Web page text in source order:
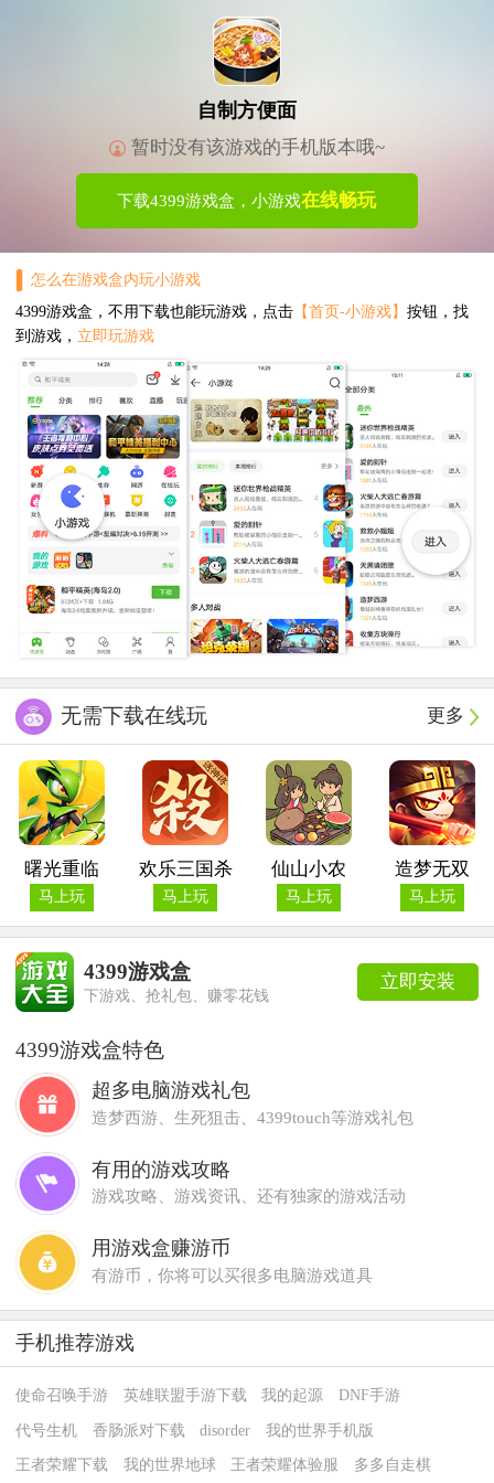
自制方便面
暂时没有该游戏的手机版本哦~
下载4399游戏盒，小游戏在线畅玩
怎么在游戏盒内玩小游戏
4399游戏盒，不用下载也能玩游戏，点击【首页-小游戏】 按钮，找
到游戏， 立即玩游戏
更多
无需下载在线玩
曙光重临
马上玩
欢乐三国杀
马上玩
仙山小农
马上玩
造梦无双
马上玩
立即安装
4399游戏盒
下游戏、抢礼包、赚零花钱
4399游戏盒特色
超多电脑游戏礼包
造梦西游、生死狙击、4399touch等游戏礼包
有用的游戏攻略
游戏攻略、游戏资讯、还有独家的游戏活动
用游戏盒赚游币
有游币，你将可以买很多电脑游戏道具
手机推荐游戏
使命召唤手游 英雄联盟手游下载 我的起源 DNF手游
代号生机 香肠派对下载 disorder 我的世界手机版
王者荣耀下载 我的世界地球 王者荣耀体验服 多多自走棋